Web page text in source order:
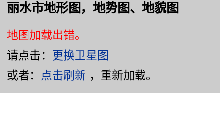
丽水市地形图，地势图、地貌图
地图加载出错。
请点击： 更换卫星图
或者： 点击刷新 ，重新加载。